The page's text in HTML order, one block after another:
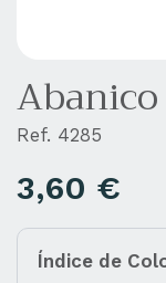
Índice de
Ref. 4285
3,60 €